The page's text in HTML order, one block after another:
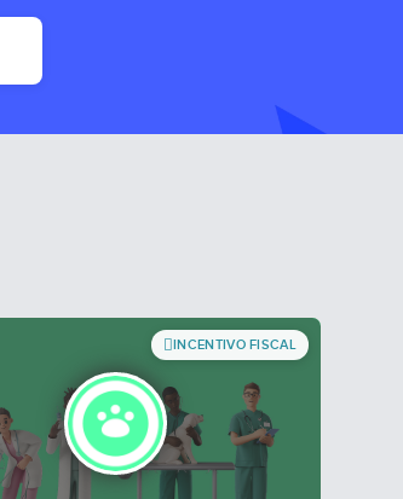
INCENTIVO FISCAL